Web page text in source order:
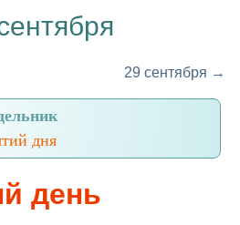
29 сентября →
дня
день